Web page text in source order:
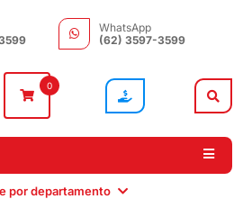
0
WhatsApp
(62) 3597-3599
por departamento